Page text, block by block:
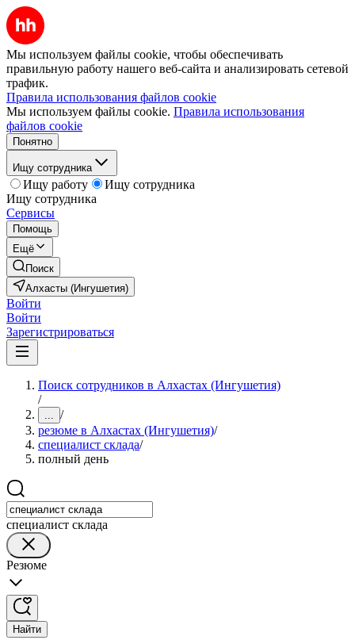
Мы используем файлы cookie, чтобы обеспечивать
правильную работу нашего веб-сайта и анализировать сетевой
трафик.
Правила использования файлов cookie
Мы используем файлы cookie. Правила использования
файлов cookie
Понятно
Ищу сотрудника
Ищу работу
Ищу сотрудника
Ищу сотрудника
Сервисы
Помощь
Ещё
Поиск
Алхасты (Ингушетия)
Войти
Войти
Зарегистрироваться
Поиск сотрудников в Алхастах (Ингушетия)
/
... /
резюме в Алхастах (Ингушетия)/
специалист склада/
полный день
специалист склада
Резюме
Найти